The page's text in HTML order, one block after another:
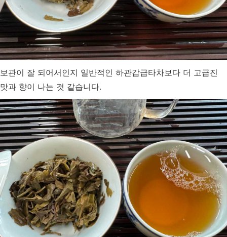
보관이 잘 되어서인지 일반적인 하관갑급타차보다 더 고급진
맛과 향이 나는 것 같습니다.